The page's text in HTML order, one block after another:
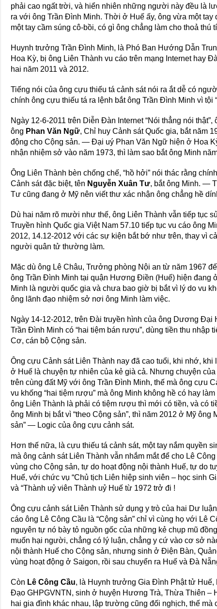
phải cao ngất trời, và hiển nhiên những người này đều là
ra với ông Trần Đình Minh. Thời ở Huế ấy, ông vừa một tay
một tay cầm súng cô-bồi, có gì ông chẳng làm cho thoả thú
Huynh trưởng Trần Đình Minh, là Phó Ban Hướng Dẫn
Hoa Kỳ, bị ông Liên Thành vu cáo trên mạng Internet hay
hai năm 2011 và 2012.
Tiếng nói của ông cựu thiếu tá cảnh sát nói ra ắt dễ có
chính ông cựu thiếu tá ra lệnh bắt ông Trần Đình Minh vì tội
Ngày 12-6-2011 trên Diễn Đàn Internet “Nói thẳng nói
ông Phan Văn Ngữ, Chỉ huy Cảnh sát Quốc gia, bắt năm
động cho Cộng sản. — Đại uý Phan Văn Ngữ hiện ở Hoa
nhận nhiệm sở vào năm 1973, thì làm sao bắt ông Minh
Ông Liên Thành bèn chống chế, “hồ hởi” nói thác rằng
Cảnh sát đặc biệt, tên Nguyễn Xuân Tư, bắt ông Minh. —
Tư cũng đang ở Mỹ nên viết thư xác nhận ông chẳng hề
Dù hai năm rõ mười như thế, ông Liên Thành vẫn tiếp tục
Truyền hình Quốc gia Việt Nam 57.10 tiếp tục vu cáo ông
2012, 14.12-2012 với các sự kiện bắt bớ như trên, thay vì
người quân tử thường làm.
Mặc dù ông Lê Châu, Trưởng phòng Nội an từ năm 1967
ông Trần Đình Minh tại quận Hương Điền (Huế) hiện đang
Minh là người quốc gia và chưa bao giờ bị bắt vì lý do vu
ông lãnh đạo nhiệm sở nơi ông Minh làm việc.
Ngày 14-12-2012, trên Đài truyền hình của ông Dương Đại
Trần Đình Minh có “hai tiệm bán rượu”, dùng tiền thu nhập
Cơ, cán bộ Cộng sản.
Ông cựu Cảnh sát Liên Thành nay đã cao tuổi, khi nhớ,
ở Huế là chuyện tự nhiên của kẻ già cả. Nhưng chuyện
trên cùng đất Mỹ với ông Trần Đình Minh, thế mà ông cựu
vu khống “hai tiệm rượu” mà ông Minh không hề có hay
ông Liên Thành là phải có tiệm rượu thì mới có tiền, và có
ông Minh bị bắt vì “theo Cộng sản”, thì năm 2012 ở Mỹ ông
sản” — Logic của ông cựu cảnh sát.
Hơn thế nữa, là cựu thiếu tá cảnh sát, một tay nắm quyền
mà ông cảnh sát Liên Thành vẫn nhắm mắt để cho Lê
vùng cho Cộng sản, tự do hoạt động nội thành Huế, tự do
Huế, với chức vụ “Chủ tịch Liên hiệp sinh viên – học sinh
và “Thành uỷ viên Thành uỷ Huế từ 1972 trở đi !
Ông cựu cảnh sát Liên Thành sử dụng y trò của hai Dư
cáo ông Lê Công Cầu là “Cộng sản” chỉ vì cùng họ với Lê
nguyên tự nó bày tỏ nguồn gốc của những kẻ chụp mũ
muốn hại người, chẳng có lý luận, chẳng y cứ vào cơ sở
nội thành Huế cho Cộng sản, nhưng sinh ở Điện Bàn,
vùng hoạt động ở Saigon, rồi sau chuyển ra Huế và Đà
Còn Lê Công Cầu, là Huynh trưởng Gia Đình Phật tử
Đạo GHPGVNTN, sinh ở huyện Hương Trà, Thừa Thiên –
hai gia đình khác nhau, lập trường cũng đối nghịch, thế